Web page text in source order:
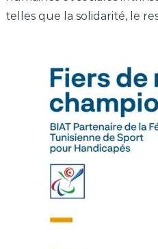
telles que la solidarité, le